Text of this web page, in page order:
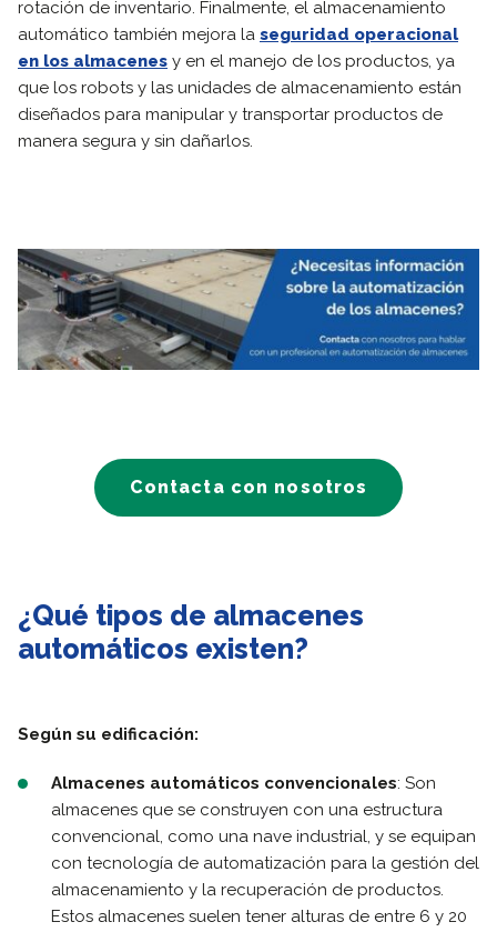
rotación de inventario. Finalmente, el almacenamiento
automático también mejora la seguridad operacional
en los almacenes y en el manejo de los productos, ya
que los robots y las unidades de almacenamiento están
diseñados para manipular y transportar productos de
manera segura y sin dañarlos.
Contacta con nosotros
¿Qué tipos de almacenes
automáticos existen?
Según su edificación:
Almacenes automáticos convencionales: Son
almacenes que se construyen con una estructura
convencional, como una nave industrial, y se equipan
con tecnología de automatización para la gestión del
almacenamiento y la recuperación de productos.
Estos almacenes suelen tener alturas de entre 6 y 20